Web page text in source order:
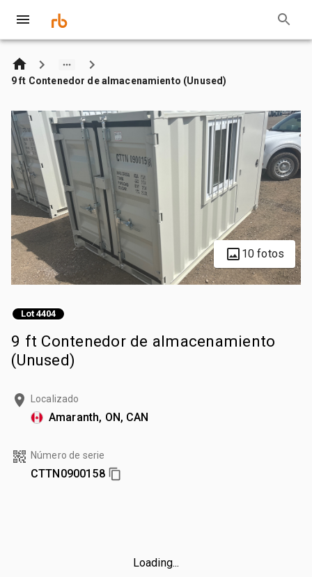
9 ft Contenedor de almacenamiento (Unused)
10 fotos
Lot 4404
9 ft Contenedor de almacenamiento
(Unused)
Localizado
Amaranth, ON, CAN
Número de serie
CTTN0900158
Loading...